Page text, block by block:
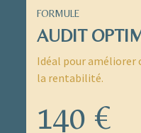
FORMULE
AUDIT
Idéal pour
la rentabilité.
140 €